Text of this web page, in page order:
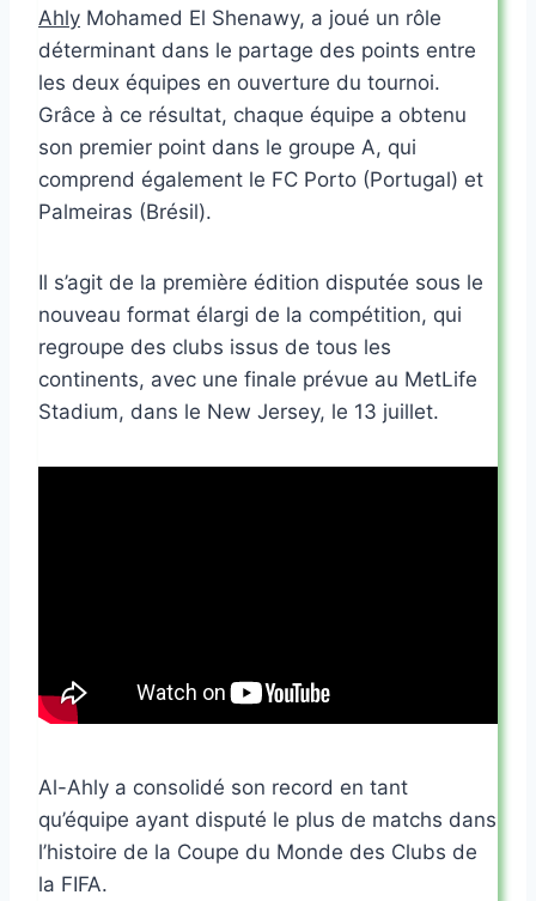
Ahly Mohamed El Shenawy, a joué un rôle
déterminant dans le partage des points entre
les deux équipes en ouverture du tournoi.
Grâce à ce résultat, chaque équipe a obtenu
son premier point dans le groupe A, qui
comprend également le FC Porto (Portugal) et
Palmeiras (Brésil).
Il s’agit de la première édition disputée sous le
nouveau format élargi de la compétition, qui
regroupe des clubs issus de tous les
continents, avec une finale prévue au MetLife
Stadium, dans le New Jersey, le 13 juillet.
Al-Ahly a consolidé son record en tant
qu’équipe ayant disputé le plus de matchs dans
l’histoire de la Coupe du Monde des Clubs de
la FIFA.